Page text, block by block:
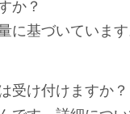
か？
に基づいています
受け付けますか？